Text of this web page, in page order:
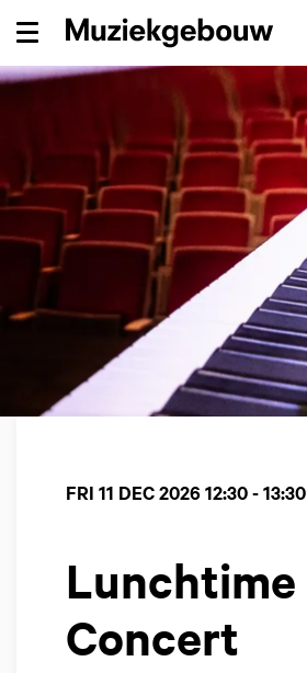
Menu
Lunchtime
Concert
FRI 11 DEC 2026 12:30 - 13:30